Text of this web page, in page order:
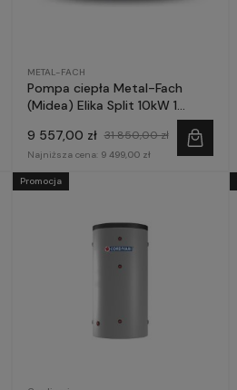
METAL-FACH
Pompa ciepła Metal-Fach
(Midea) Elika Split 10kW 1
9 557,00 zł 31 850,00 zł
Najniższa cena: 9 499,00 zł
Promocja